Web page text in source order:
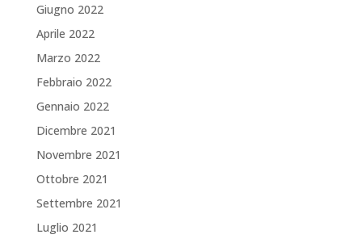
Giugno 2022
Aprile 2022
Marzo 2022
Febbraio 2022
Gennaio 2022
Dicembre 2021
Novembre 2021
Ottobre 2021
Settembre 2021
Luglio 2021